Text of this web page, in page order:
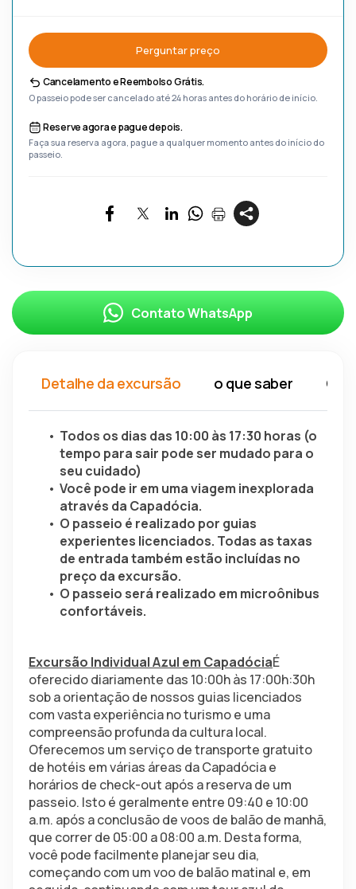
Detalhe da excursão o que saber O
Todos os dias das 10:00 às 17:30 horas (o
tempo para sair pode ser mudado para o
seu cuidado)
Você pode ir em uma viagem inexplorada
através da Capadócia.
O passeio é realizado por guias
experientes licenciados. Todas as taxas
de entrada também estão incluídas no
preço da excursão.
O passeio será realizado em microônibus
confortáveis.
Excursão Individual Azul em CapadóciaÉ
oferecido diariamente das 10:00h às 17:00h:30h
sob a orientação de nossos guias licenciados
com vasta experiência no turismo e uma
compreensão profunda da cultura local.
Oferecemos um serviço de transporte gratuito
de hotéis em várias áreas da Capadócia e
horários de check-out após a reserva de um
passeio. Isto é geralmente entre 09:40 e 10:00
a.m. após a conclusão de voos de balão de manhã,
que correr de 05:00 a 08:00 a.m. Desta forma,
você pode facilmente planejar seu dia,
começando com um voo de balão matinal e, em
Perguntar preço
Cancelamento e Reembolso Grátis.
O passeio pode ser cancelado até 24 horas antes do horário de início.
Reserve agora e pague depois.
Faça sua reserva agora, pague a qualquer momento antes do início do
passeio.
Contato WhatsApp